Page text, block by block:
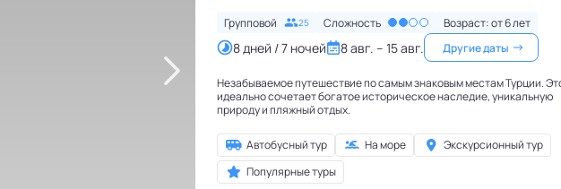
Групповой 25 Сложность Возраст: от6лет
8 дней / 7 ночей 8 авг. – 15 авг. Другие даты
Незабываемое путешествие по самым знаковым местам Турции.
идеально сочетает богатое историческое наследие, уникальную
природу и пляжный отдых.
Автобусный тур На море
Экскурсионный тур
Популярные туры